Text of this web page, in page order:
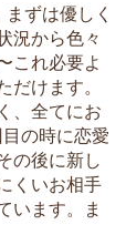
ずは優しく
況から色々
これ必要よ
けます。
、全てにお
の時に恋愛
の後に新し
くいお相手
います。ま